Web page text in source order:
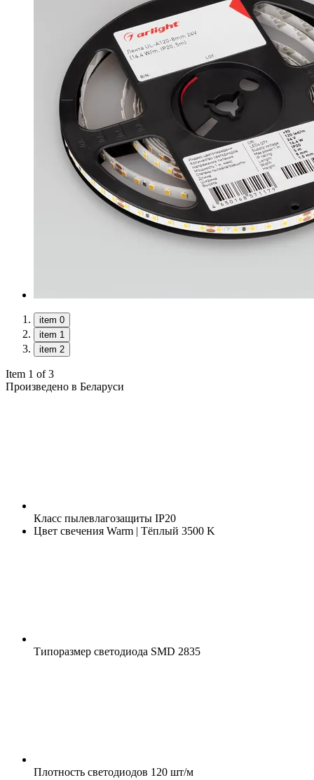
item 0
item 1
item 2
Item 1 of 3
Произведено в Беларуси
Класс пылевлагозащиты IP20
Цвет свечения Warm | Тёплый 3500 K
Типоразмер светодиода SMD 2835
Плотность светодиодов 120 шт/м